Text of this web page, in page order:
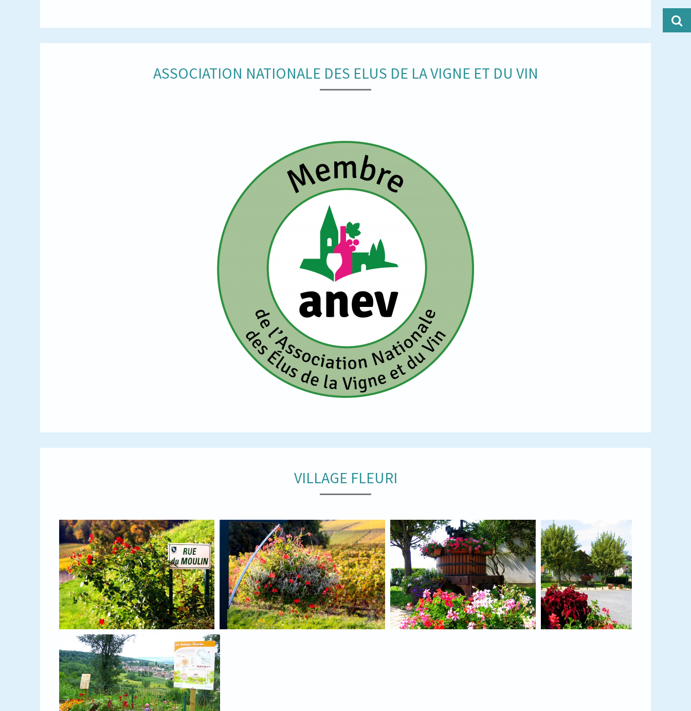
ASSOCIATION NATIONALE DES ELUS DE LA VIGNE ET DU VIN
VILLAGE FLEURI